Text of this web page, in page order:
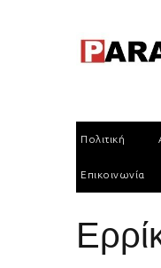
Πολιτική
Επικοινωνία